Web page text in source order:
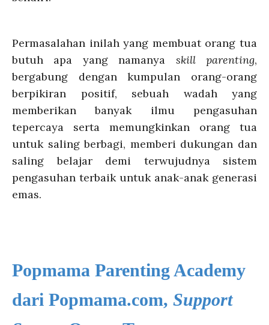
Permasalahan inilah yang membuat orang tua
butuh apa yang namanya skill parenting,
bergabung dengan kumpulan orang-orang
berpikiran positif, sebuah wadah yang
memberikan banyak ilmu pengasuhan
tepercaya serta memungkinkan orang tua
untuk saling berbagi, memberi dukungan dan
saling belajar demi terwujudnya sistem
pengasuhan terbaik untuk anak-anak generasi
emas.
Popmama Parenting Academy
dari Popmama.com, Support